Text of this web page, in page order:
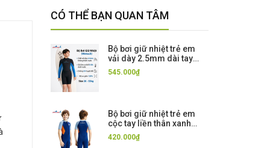
CÓ THỂ BẠN QUAN TÂM
Bộ bơi giữ nhiệt trẻ em
vải dày 2.5mm dài tay
dáng liền màu xanh đen
Dive & Sail
545.000₫
Bộ bơi giữ nhiệt trẻ em
cộc tay liền thân xanh
cam vải dày 2.5mm,
Dive&Sail
420.000₫